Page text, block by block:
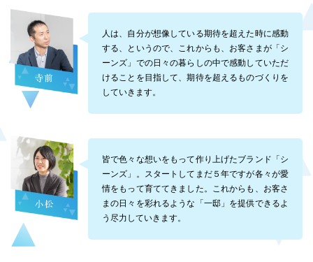
人は、自分が想像している期待を超えた時に感動
する、というので、これからも、お客さまが「シ
ーンズ」での日々の暮らしの中で感動していただ
けることを目指して、期待を超えるものづくりを
していきます。
皆で色々な想いをもって作り上げたブランド「シ
ーンズ」。スタートしてまだ５年ですが各々が愛
情をもって育ててきました。これからも、お客さ
まの日々を彩れるような「一邸」を提供できるよ
う尽力していきます。